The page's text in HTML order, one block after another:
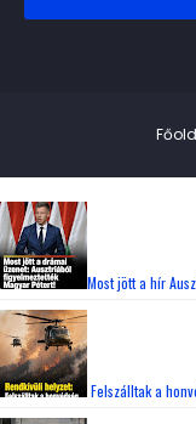
Most jött a hír
Felszálltak a